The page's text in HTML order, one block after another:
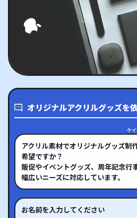
オリジナルアクリルグッズを
ケ
アクリル素材でオリジナルグッズ制
希望ですか？
販促やイベントグッズ、周年記念行
幅広いニーズに対応しています。
お名前を入力してください